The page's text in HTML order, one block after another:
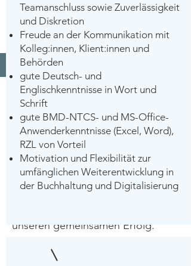
Gemeinsam
etwas schaffen
Nachhaltige Serviceorientierung,
qualitative Beratung und
Teamwork auf Augenhöhe sind für
unseren gemeinsamen Erfolg.
Bewerbung unter
Teamanschluss sowie Zuverlässigkeit
und Diskretion
Freude an der Kommunikation mit
Kolleg:innen, Klient:innen und
Behörden
gute Deutsch- und
Englischkenntnisse in Wort und
Schrift
gute BMD-NTCS- und MS-Office-
Anwenderkenntnisse (Excel, Word),
RZL von Vorteil
Motivation und Flexibilität zur
umfänglichen Weiterentwicklung in
der Buchhaltung und Digitalisierung